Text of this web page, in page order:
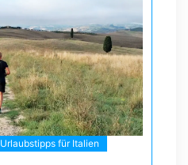
Urlaubstipps für Italien